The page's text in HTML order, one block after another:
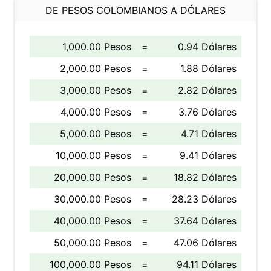
DE PESOS COLOMBIANOS A DÓLARES
1,000.00 Pesos =
0.94 Dólares
2,000.00 Pesos
=
1.88 Dólares
3,000.00 Pesos
=
2.82 Dólares
4,000.00 Pesos
=
3.76 Dólares
5,000.00 Pesos
=
4.71 Dólares
10,000.00 Pesos
=
9.41 Dólares
20,000.00 Pesos
=
18.82 Dólares
30,000.00 Pesos
=
28.23 Dólares
40,000.00 Pesos
=
37.64 Dólares
50,000.00 Pesos
=
47.06 Dólares
100,000.00 Pesos
= 94.11 Dólares